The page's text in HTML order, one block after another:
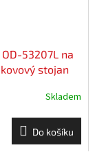
53207L na
stojan
Skladem
Do košíku